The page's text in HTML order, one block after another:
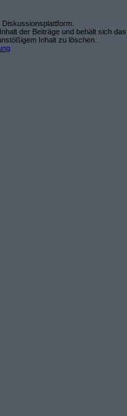
der Beiträge und behält sich das
Inhalt zu löschen.